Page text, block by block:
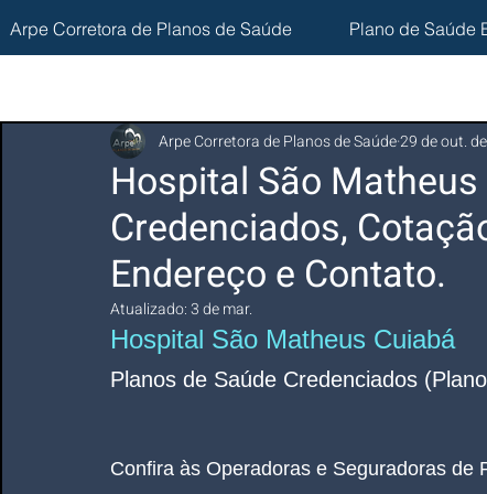
Arpe Corretora de Planos de Saúde Plano de Saúde
Hospital São
Credenciados,
Endereço e Contato.
Arpe Corretora de Planos de Saúde29 de out.
Atualizado:3 de mar.
Hospital São Matheus Cuiabá
Planos de Saúde Credenciados
Confira às Operadoras e Seguradoras de